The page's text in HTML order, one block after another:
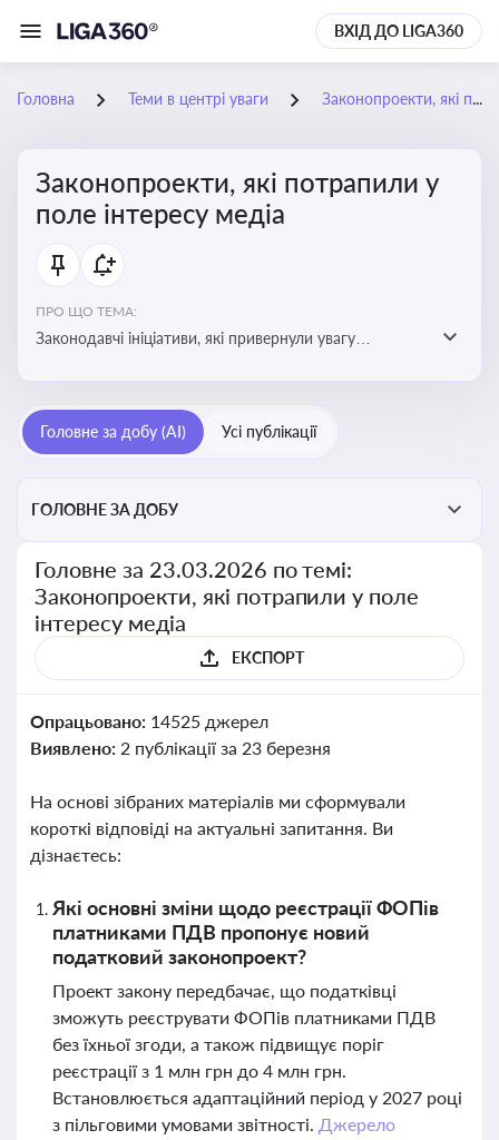
ВХІД ДО LIGA360
Головна Теми в центрі уваги Законопроекти, які потрапили у поле інтересу медіа
Законопроекти, які потрапили у
поле інтересу медіа
ПРО ЩО ТЕМА:
Законодавчі ініціативи, які привернули увагу
прийняття цих проектів пишуть в медіа. Які проекти
викликають найбільше критики
Головне за добу (AI) Усі публікації
ГОЛОВНЕ ЗА ДОБУ
Головне за 23.03.2026 по темі:
Законопроекти, які потрапили у поле
інтересу медіа
ЕКСПОРТ
Опрацьовано: 14525 джерел
Виявлено: 2 публікації за 23 березня
На основі зібраних матеріалів ми сформували
короткі відповіді на актуальні запитання. Ви
дізнаєтесь:
Які основні зміни щодо реєстрації ФОПів
платниками ПДВ пропонує новий
податковий законопроект?
Проект закону передбачає, що податківці
зможуть реєструвати ФОПів платниками ПДВ
без їхньої згоди, а також підвищує поріг
реєстрації з 1 млн грн до 4 млн грн.
Встановлюється адаптаційний період у 2027 році
з пільговими умовами звітності. Джерело